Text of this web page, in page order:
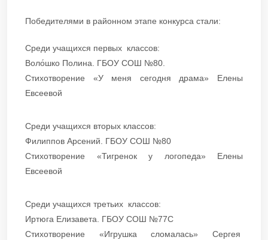
Победителями в районном этапе конкурса стали:
Среди учащихся первых классов:
​​​​Воло́шко Полина. ГБОУ СОШ №80.
​​​​​​​Стихотворение «У меня сегодня драма» Елены
Евсеевой
Среди учащихся вторых классов:
​​​​​​​Филиппов Арсений. ГБОУ СОШ №80
​​​​​Стихотворение «Тигренок у логопеда» Елены
Евсеевой
Среди учащихся третьих классов:
​​​​​​​Иртюга Елизавета. ГБОУ СОШ №77С
​​​​​​​Стихотворение «Игрушка сломалась» Сергея